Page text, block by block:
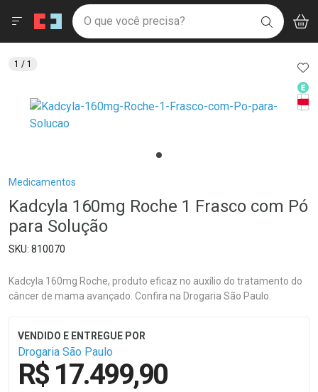
Drogaria São Paulo
Ir direto para a home
pela página
Ir direto para o conteúdo
Ir direto para a busca
Ir direto para a conta
Ir direto para a notificações
Ir direto para o carrinho
Ir direto para o menu
Faça a sua busca
O que você precisa? BUSCAR
Menu
Breadcrumb
Medicamentos
Kadcyla 160mg Roche 1 Frasco com Pó
para Solução
810070
Kadcyla 160mg Roche, produto eficaz no auxílio do tratamento do
câncer de mama avançado. Confira na Drogaria São Paulo.
Drogaria São Paulo
R$ 17.499,90
1 / 1